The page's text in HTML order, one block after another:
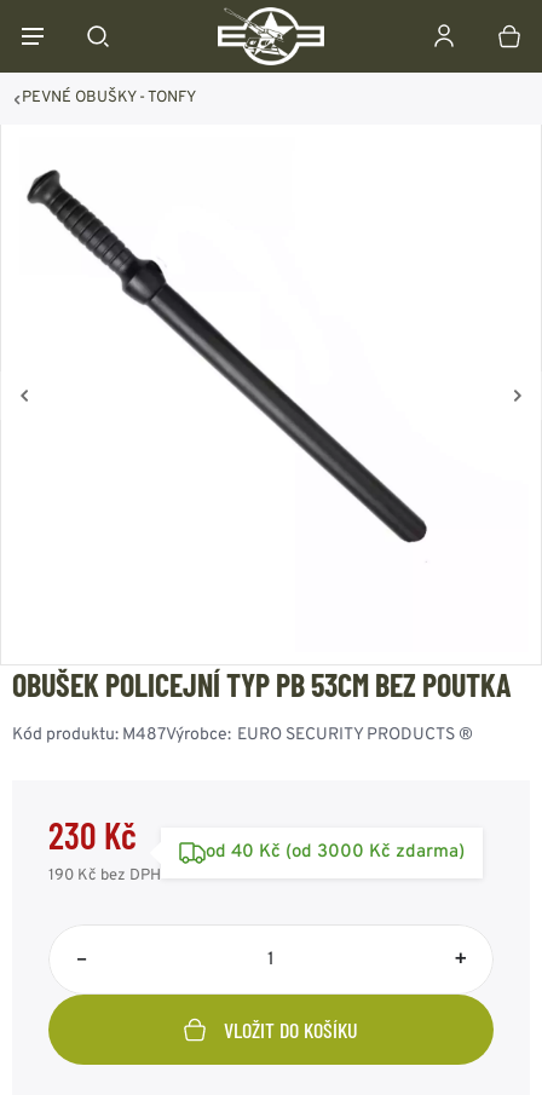
PEVNÉ OBUŠKY - TONFY
OBUŠEK POLICEJNÍ TYP PB 53CM BEZ POUTKA
Kód produktu: M487Výrobce: EURO SECURITY PRODUCTS ®
230 Kč
190 Kč bez DPH
od 40 Kč (od 3000 Kč zdarma)
– +
VLOŽIT DO KOŠÍKU